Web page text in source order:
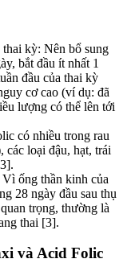
kỳ: Nên bổ sung
bắt đầu ít nhất 1
đầu của thai kỳ
cơ cao (ví dụ: đã
lượng có thể lên tới
có nhiều trong rau
các loại đậu, hạt, trái
ống thần kinh của
28 ngày đầu sau thụ
trọng, thường là
thai [3].
và Acid Folic